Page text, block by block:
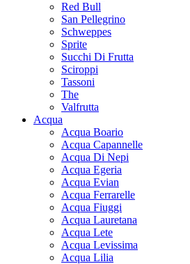
Red Bull
San Pellegrino
Schweppes
Sprite
Succhi Di Frutta
Sciroppi
Tassoni
The
Valfrutta
Acqua
Acqua Boario
Acqua Capannelle
Acqua Di Nepi
Acqua Egeria
Acqua Evian
Acqua Ferrarelle
Acqua Fiuggi
Acqua Lauretana
Acqua Lete
Acqua Levissima
Acqua Lilia